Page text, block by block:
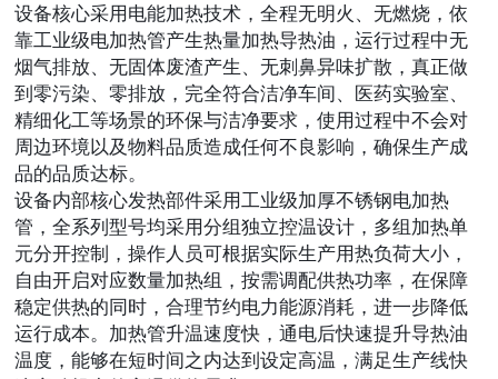
设备核心采用电能加热技术，全程无明火、无燃烧，依
靠工业级电加热管产生热量加热导热油，运行过程中无
烟气排放、无固体废渣产生、无刺鼻异味扩散，真正做
到零污染、零排放，完全符合洁净车间、医药实验室、
精细化工等场景的环保与洁净要求，使用过程中不会对
周边环境以及物料品质造成任何不良影响，确保生产成
品的品质达标。
设备内部核心发热部件采用工业级加厚不锈钢电加热
管，全系列型号均采用分组独立控温设计，多组加热单
元分开控制，操作人员可根据实际生产用热负荷大小，
自由开启对应数量加热组，按需调配供热功率，在保障
稳定供热的同时，合理节约电力能源消耗，进一步降低
运行成本。加热管升温速度快，通电后快速提升导热油
温度，能够在短时间之内达到设定高温，满足生产线快